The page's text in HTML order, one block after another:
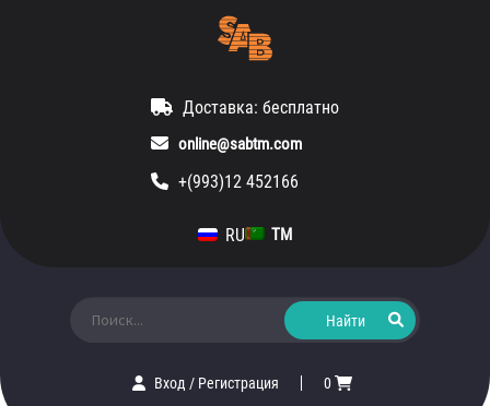
Доставка: бесплатно
online@sabtm.com
+(993)12 452166
RU TM
Вход/ Регистрация 0